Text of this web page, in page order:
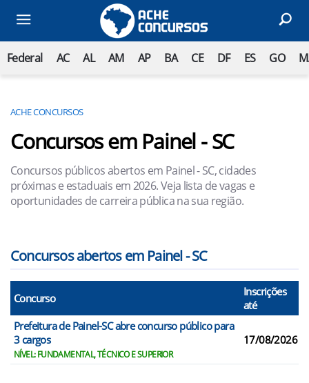
Federal AC AL AM AP BA CE DF ES GO
ACHE CONCURSOS
Concursos em Painel - SC
Concursos públicos abertos em Painel - SC, cidades
próximas e estaduais em 2026. Veja lista de vagas e
oportunidades de carreira pública na sua região.
Concursos abertos em Painel - SC
Concurso
Inscrições
até
Prefeitura de Painel-SC abre concurso público para
3 cargos
NÍVEL: FUNDAMENTAL, TÉCNICO E SUPERIOR
17/08/2026